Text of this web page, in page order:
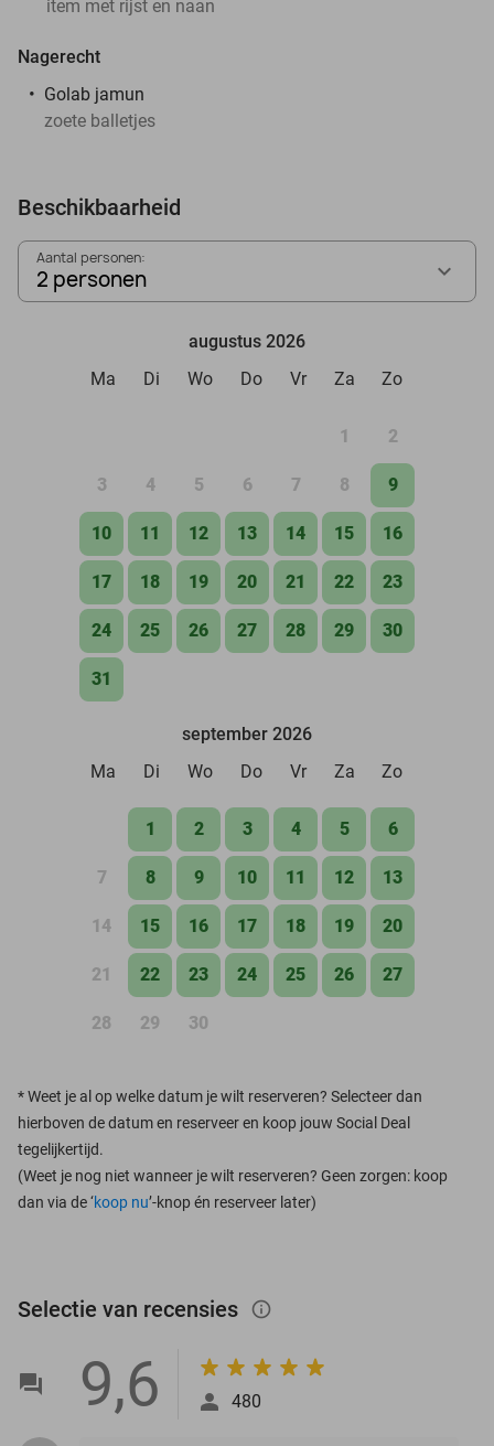
item met rijst en naan
Nagerecht
Golab jamun
zoete balletjes
Beschikbaarheid
Aantal personen:
2 personen
augustus 2026
Ma
Di Wo Do Vr Za Zo
1 2
3 4 5 6 7 8 9
10 11 12 13 14 15 16
17 18 19 20 21 22 23
24 25 26 27 28 29 30
31
september 2026
Ma
Di Wo Do Vr Za Zo
1 2 3 4 5 6
7 8 9 10 11 12 13
14 15 16 17 18 19 20
21 22 23 24 25 26 27
28 29 30
*Weet je al op welke datum je wilt reserveren? Selecteer dan
hierboven de datum en reserveer en koop jouw Social Deal
tegelijkertijd.
(Weet je nog niet wanneer je wilt reserveren? Geen zorgen: koop
dan via de ‘koop nu’-knop én reserveer later)
Selectie van recensies info_outlined
9,6 480